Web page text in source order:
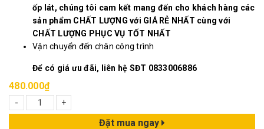
ốp lát, chúng tôi cam kết mang đến cho khách hàng các
sản phẩm CHẤT LƯỢNG với GIÁ RẺ NHẤT cùng với
CHẤT LƯỢNG PHỤC VỤ TỐT NHẤT
Vận chuyển đến chân công trình
Để có giá ưu đãi, liên hệ SĐT 0833006886
480.000₫
-
+
Đặt mua ngay